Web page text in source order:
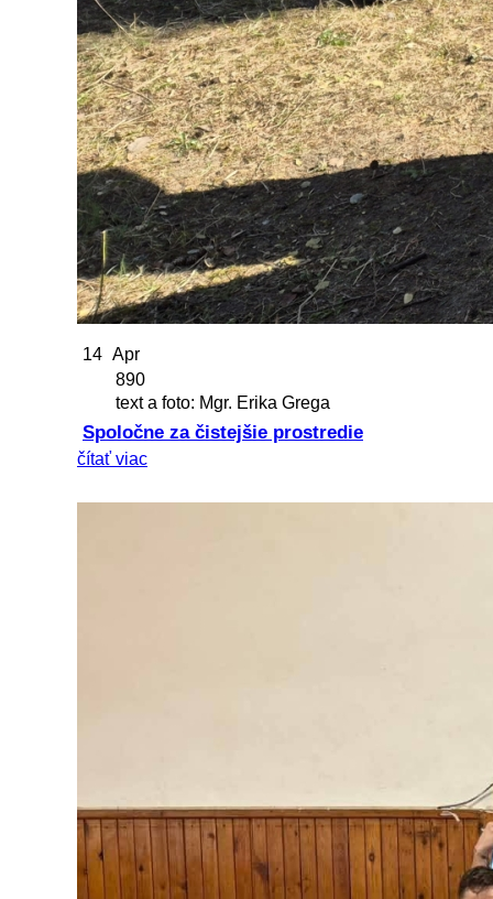
14 Apr
890
text a foto: Mgr. Erika Grega
Spoločne za čistejšie prostredie
čítať viac